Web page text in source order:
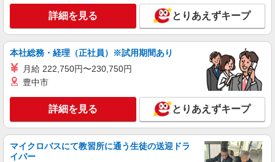
時給1500円〜 ※残業代支給 ★交通費上限800
円/日 【資格手当制度】 au資格取得で5200〜
11400円/月支給 家電アドバイザー資格をお持ちの
方はグレードに合わせて2500〜5000円/月支給 ※
入社後獲得も対象 【役割手当】 CSA（チーフセ
ールスアドバイザー）に昇格すると16600円/月支
センティブ支給(規定有) ★月2回払い・週払い可能
（規程有）★ ゜・。○。・゜+゜・。○。・゜+゜
福島県会津若松市の家電量販店
キープ 詳細を見る
詳細を見る とりあえずキープ
本社総務・経理（正社員）※試用期間あり
月給 222,750円〜230,750円
豊中市
詳細を見る とりあえずキープ
マイクロバスにて教習所に通う生徒の送迎ドラ
イバー